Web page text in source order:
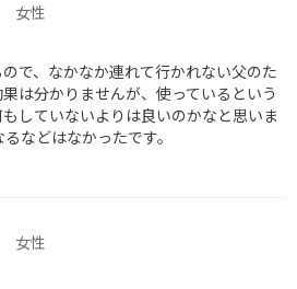
女性
で、なかなか連れて行かれない父のた
は分かりませんが、使っているという
していないよりは良いのかなと思いま
などはなかったです。
女性